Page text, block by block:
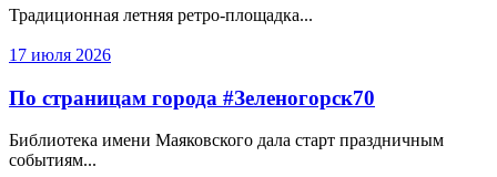
Традиционная летняя ретро-площадка...
17 июля 2026
По страницам города #Зеленогорск70
Библиотека имени Маяковского дала старт праздничным
событиям...